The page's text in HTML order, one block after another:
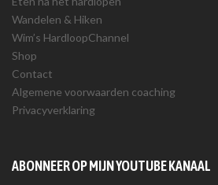
Wandelen & Hiken
Wim’s HardloopChannel
Shop
Contact
Algemene voorwaarden coaching
Privacyverklaring
ABONNEER OP MIJN YOUTUBE KANAAL